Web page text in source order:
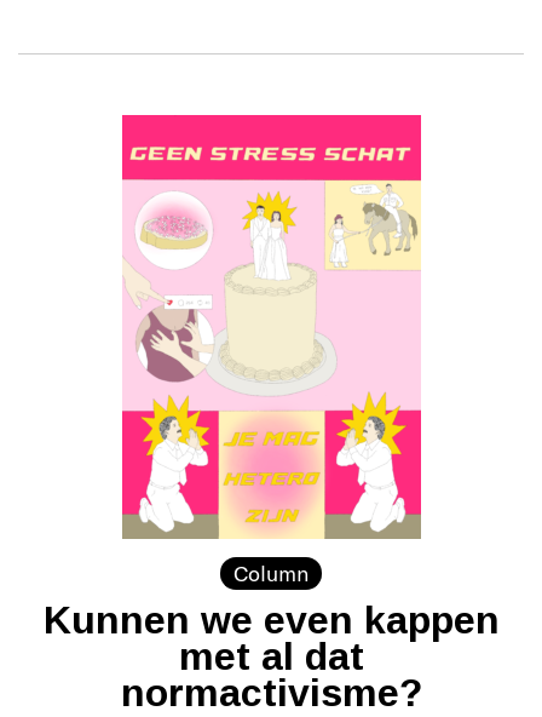
Column
Kunnen we even kappen
met al dat
normactivisme?